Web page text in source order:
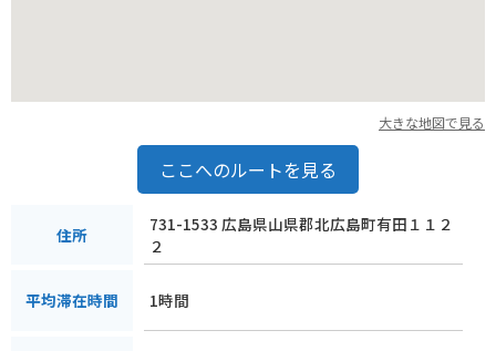
大きな地図で見る
ここへのルートを見る
住所
731-1533 広島県山県郡北広島町有田１１２
２
平均滞在時間 1時間